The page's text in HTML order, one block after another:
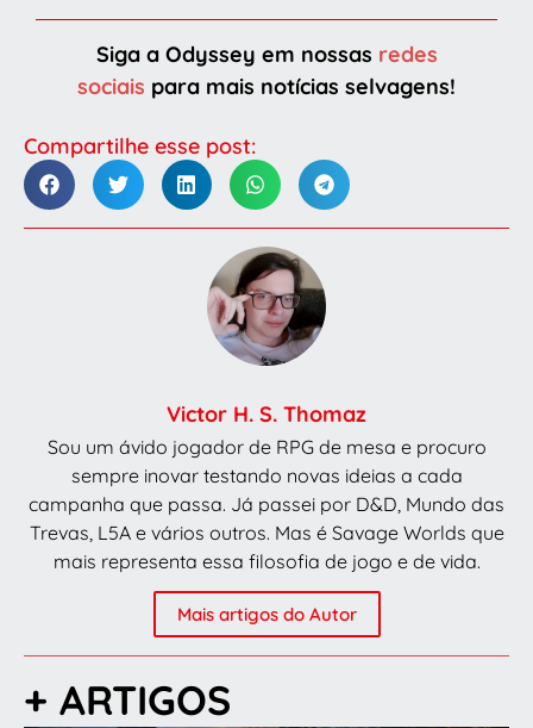
Siga a Odyssey em nossas redes
sociais para mais notícias selvagens!
Compartilhe esse post:
Victor H. S. Thomaz
Sou um ávido jogador de RPG de mesa e procuro
sempre inovar testando novas ideias a cada
campanha que passa. Já passei por D&D, Mundo das
Trevas, L5A e vários outros. Mas é Savage Worlds que
mais representa essa filosofia de jogo e de vida.
Mais artigos do Autor
+ ARTIGOS